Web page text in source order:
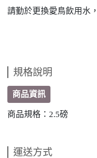
請勤於更換愛鳥飲用水
規格說明
商品資訊
商品規格：2.5磅
運送方式